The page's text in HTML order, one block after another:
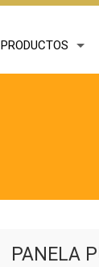
PRODUCTOS
PANELA